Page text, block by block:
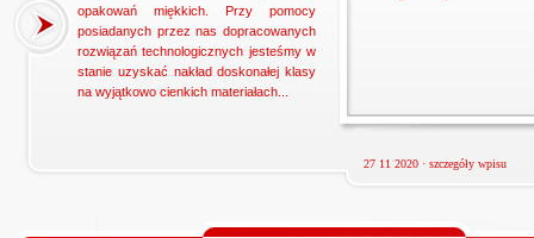
opakowań miękkich. Przy pomocy
posiadanych przez nas dopracowanych
rozwiązań technologicznych jesteśmy w
stanie uzyskać nakład doskonałej klasy
na wyjątkowo cienkich materiałach...
27 11 2020 · szczegóły wpisu